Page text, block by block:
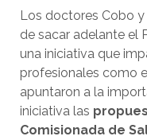
Los doctores Cobo
de sacar adelante el
una iniciativa que
profesionales como
apuntaron a la
iniciativa las
Comisionada de